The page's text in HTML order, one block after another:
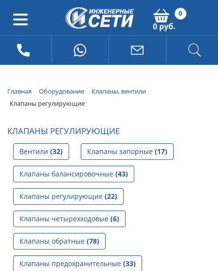
0
0 руб.
Главная Оборудование
Клапаны, вентили
Клапаны регулирующие
КЛАПАНЫ РЕГУЛИРУЮЩИЕ
Вентили (32) Клапаны запорные (17)
Клапаны балансировочные (43)
Клапаны регулирующие (22)
Клапаны четырехходовые (6)
Клапаны обратные (78)
Клапаны предохранительные (33)